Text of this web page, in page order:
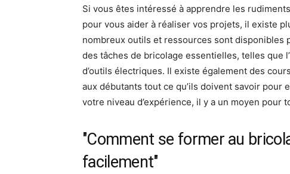
Si vous êtes intéressé à apprendre les
pour vous aider à réaliser vos projets, il existe
nombreux outils et ressources sont disponibles
des tâches de bricolage essentielles, telles que
d’outils électriques. Il existe également des
aux débutants tout ce qu’ils doivent savoir
votre niveau d’expérience, il y a un moyen pour
"Comment se former au
facilement"